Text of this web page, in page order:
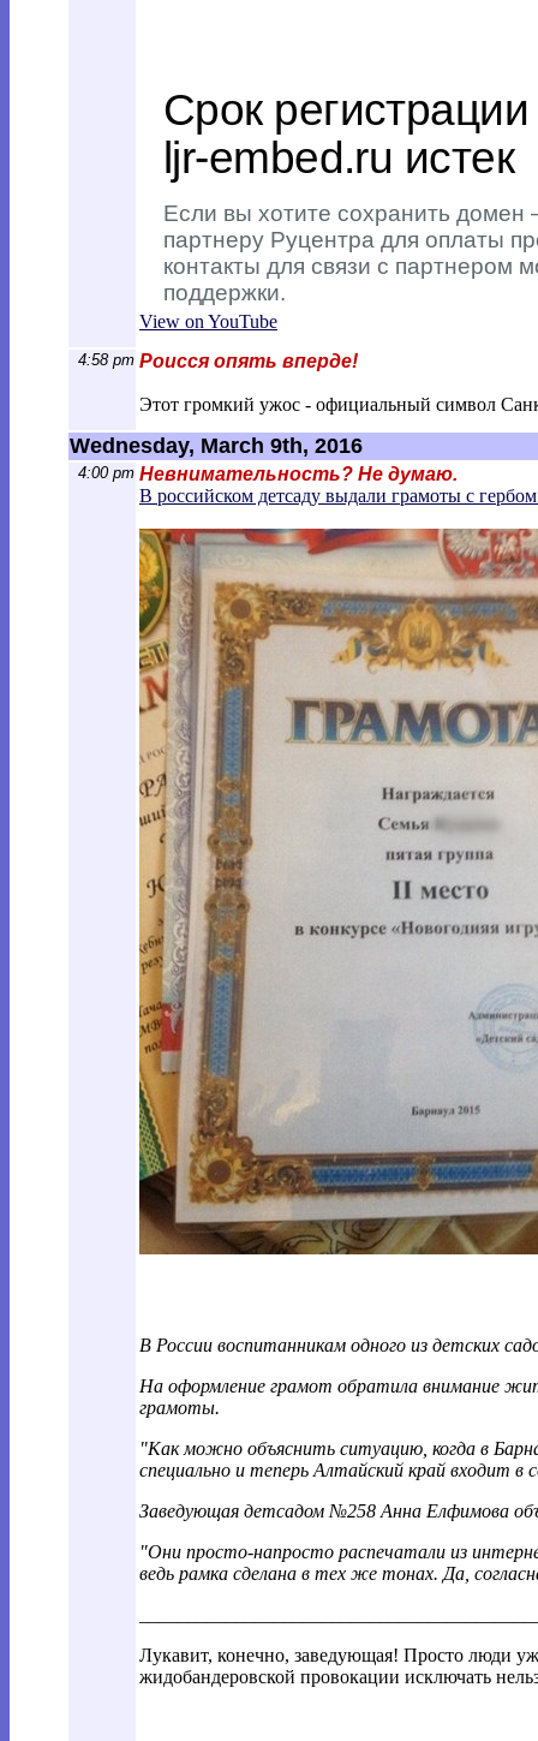
View on YouTube
4:58 pm Роисся опять вперде!
Этот громкий ужос - официальный символ
Wednesday, March 9th, 2016
4:00 pm Невнимательность? Не думаю.
В российском детсаду выдали грамоты с
В России воспитанникам одного из детских
На оформление грамот обратила внимание
грамоты.
"Как можно объяснить ситуацию, когда в
специально и теперь Алтайский край входит
Заведующая детсадом №258 Анна Елфимова
"Они просто-напросто распечатали из
ведь рамка сделана в тех же тонах. Да,
Лукавит, конечно, заведующая! Просто люди
жидобандеровской провокации исключать